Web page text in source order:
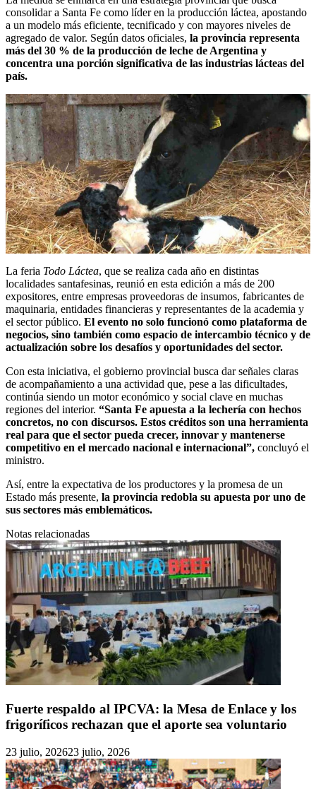
consolidar a Santa Fe como líder en la producción láctea, apostando
a un modelo más eficiente, tecnificado y con mayores niveles de
agregado de valor. Según datos oficiales, la provincia representa
más del 30 % de la producción de leche de Argentina y
concentra una porción significativa de las industrias lácteas del
país.
La feria Todo Láctea, que se realiza cada año en distintas
localidades santafesinas, reunió en esta edición a más de 200
expositores, entre empresas proveedoras de insumos, fabricantes de
maquinaria, entidades financieras y representantes de la academia y
el sector público. El evento no solo funcionó como plataforma de
negocios, sino también como espacio de intercambio técnico y de
actualización sobre los desafíos y oportunidades del sector.
Con esta iniciativa, el gobierno provincial busca dar señales claras
de acompañamiento a una actividad que, pese a las dificultades,
continúa siendo un motor económico y social clave en muchas
regiones del interior. “Santa Fe apuesta a la lechería con hechos
concretos, no con discursos. Estos créditos son una herramienta
real para que el sector pueda crecer, innovar y mantenerse
competitivo en el mercado nacional e internacional”, concluyó el
ministro.
Así, entre la expectativa de los productores y la promesa de un
Estado más presente, la provincia redobla su apuesta por uno de
sus sectores más emblemáticos.
Notas relacionadas
Fuerte respaldo al IPCVA: la Mesa de Enlace y los
frigoríficos rechazan que el aporte sea voluntario
23 julio, 202623 julio, 2026